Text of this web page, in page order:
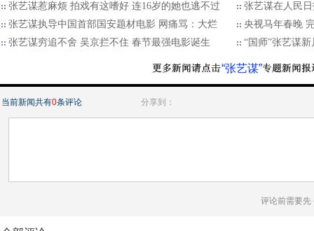
张艺谋惹麻烦 拍戏有这嗜好 连16岁的她也逃不过
张艺谋在人民
张艺谋执导中国首部国安题材电影 网痛骂：大烂
央视马年春晚
张艺谋穷追不舍 吴京拦不住 春节最强电影诞生
“国师”张艺谋
“张艺谋”
当前新闻共有0条评论 分享到：
评论前需要先